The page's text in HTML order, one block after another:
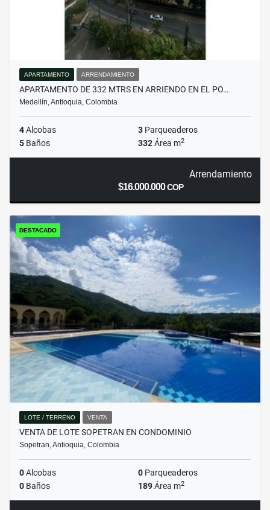
APARTAMENTO ARRENDAMIENTO
APARTAMENTO DE 332 MTRS EN ARRIENDO EN EL PO…
Medellín, Antioquia, Colombia
4Alcobas 3 Parqueaderos
5 Baños 332Área m2
Arrendamiento
$16.000.000COP
DESTACADO
LOTE / TERRENO VENTA
VENTA DE LOTE SOPETRAN EN CONDOMINIO
Sopetran, Antioquia, Colombia
0Alcobas 0 Parqueaderos
0 Baños 189Área m2